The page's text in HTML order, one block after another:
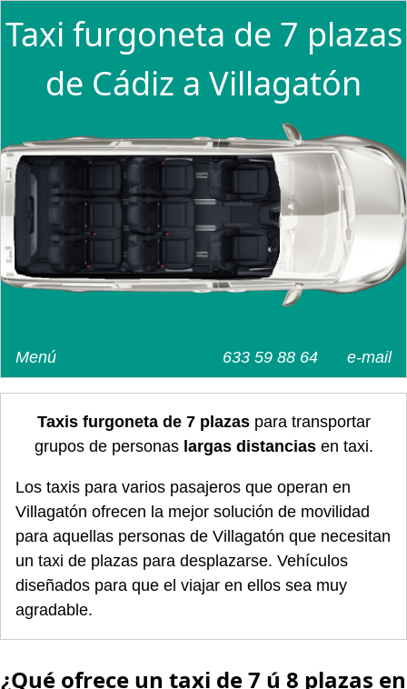
Taxi furgoneta de 7 plazas
de Cádiz a Villagatón
e-mail
633 59 88 64
Menú
Taxis furgoneta de 7 plazaspara transportar
grupos de personas largas distanciasen taxi.
Los taxis para varios pasajeros que operan en
Villagatón ofrecen la mejor solución de movilidad
para aquellas personas de Villagatón que necesitan
un taxi de plazas para desplazarse. Vehículos
diseñados para que el viajar en ellos sea muy
agradable.
¿Qué ofrece un taxi de 7 ú 8 plazas en